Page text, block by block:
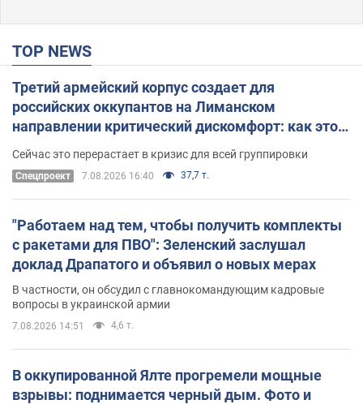
TOP NEWS
Третий армейский корпус создает для
российских оккупантов на Лиманском
направлении критический дискомфорт: как это
удалось
Сейчас это перерастает в кризис для всей группировки
Спецпроект 7.08.2026 16:40 37,7 т.
"Работаем над тем, чтобы получить комплекты
с ракетами для ПВО": Зеленский заслушал
доклад Драпатого и объявил о новых мерах
В частности, он обсудил с главнокомандующим кадровые
вопросы в украинской армии
7.08.2026 14:51 4,6 т.
В оккупированной Ялте прогремели мощные
взрывы: поднимается черный дым. Фото и